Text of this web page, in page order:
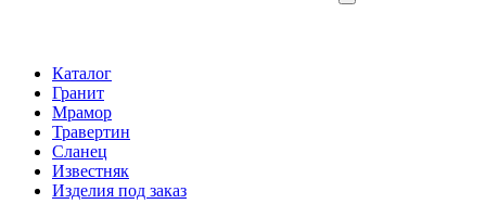
Каталог
Гранит
Мрамор
Травертин
Сланец
Известняк
Изделия под заказ